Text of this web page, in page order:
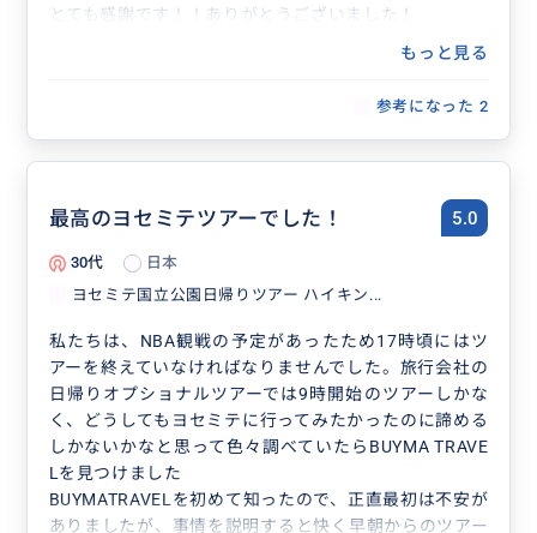
とても感謝です！！ありがとうございました！
もっと見る
参考になった 2
最高のヨセミテツアーでした！ 5.0
30代
日本
ヨセミテ国立公園日帰りツアー ハイキン...
私たちは、NBA観戦の予定があったため17時頃にはツ
アーを終えていなければなりませんでした。旅行会社の
日帰りオプショナルツアーでは9時開始のツアーしかな
く、どうしてもヨセミテに行ってみたかったのに諦める
しかないかなと思って色々調べていたらBUYMA TRAVE
Lを見つけました
BUYMATRAVELを初めて知ったので、正直最初は不安が
ありましたが、事情を説明すると快く早朝からのツアー